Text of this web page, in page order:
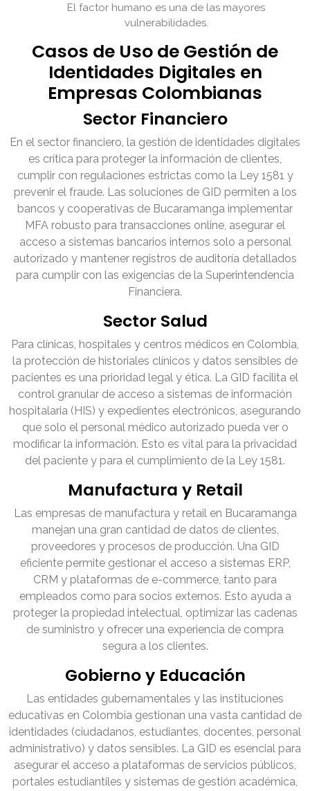
El factor humano es una de las mayores
vulnerabilidades.
Casos de Uso de Gestión de
Identidades Digitales en
Empresas Colombianas
Sector Financiero
En el sector financiero, la gestión de identidades digitales
es crítica para proteger la información de clientes,
cumplir con regulaciones estrictas como la Ley 1581 y
prevenir el fraude. Las soluciones de GID permiten a los
bancos y cooperativas de Bucaramanga implementar
MFA robusto para transacciones online, asegurar el
acceso a sistemas bancarios internos solo a personal
autorizado y mantener registros de auditoría detallados
para cumplir con las exigencias de la Superintendencia
Financiera.
Sector Salud
Para clínicas, hospitales y centros médicos en Colombia,
la protección de historiales clínicos y datos sensibles de
pacientes es una prioridad legal y ética. La GID facilita el
control granular de acceso a sistemas de información
hospitalaria (HIS) y expedientes electrónicos, asegurando
que solo el personal médico autorizado pueda ver o
modificar la información. Esto es vital para la privacidad
del paciente y para el cumplimiento de la Ley 1581.
Manufactura y Retail
Las empresas de manufactura y retail en Bucaramanga
manejan una gran cantidad de datos de clientes,
proveedores y procesos de producción. Una GID
eficiente permite gestionar el acceso a sistemas ERP,
CRM y plataformas de e-commerce, tanto para
empleados como para socios externos. Esto ayuda a
proteger la propiedad intelectual, optimizar las cadenas
de suministro y ofrecer una experiencia de compra
segura a los clientes.
Gobierno y Educación
Las entidades gubernamentales y las instituciones
educativas en Colombia gestionan una vasta cantidad de
identidades (ciudadanos, estudiantes, docentes, personal
administrativo) y datos sensibles. La GID es esencial para
asegurar el acceso a plataformas de servicios públicos,
portales estudiantiles y sistemas de gestión académica,